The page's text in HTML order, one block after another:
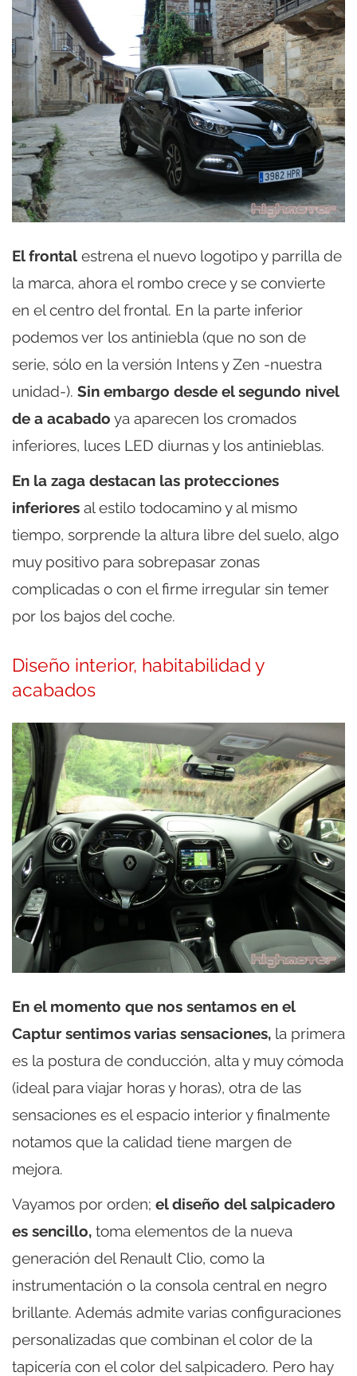
El frontal estrena el nuevo logotipo y parrilla de
la marca, ahora el rombo crece y se convierte
en el centro del frontal. En la parte inferior
podemos ver los antiniebla (que no son de
serie, sólo en la versión Intens y Zen -nuestra
unidad-). Sin embargo desde el segundo nivel
de a acabado ya aparecen los cromados
inferiores, luces LED diurnas y los antinieblas.
En la zaga destacan las protecciones
inferiores al estilo todocamino y al mismo
tiempo, sorprende la altura libre del suelo, algo
muy positivo para sobrepasar zonas
complicadas o con el firme irregular sin temer
por los bajos del coche.
Diseño interior, habitabilidad y
acabados
En el momento que nos sentamos en el
Captur sentimos varias sensaciones, la primera
es la postura de conducción, alta y muy cómoda
(ideal para viajar horas y horas), otra de las
sensaciones es el espacio interior y finalmente
notamos que la calidad tiene margen de
mejora.
Vayamos por orden; el diseño del salpicadero
es sencillo, toma elementos de la nueva
generación del Renault Clio, como la
instrumentación o la consola central en negro
brillante. Además admite varias configuraciones
personalizadas que combinan el color de la
tapicería con el color del salpicadero. Pero hay